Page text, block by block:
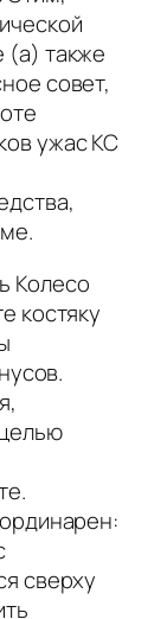
(а) также
совет,
ужас КС
Колесо
костяку
сверху